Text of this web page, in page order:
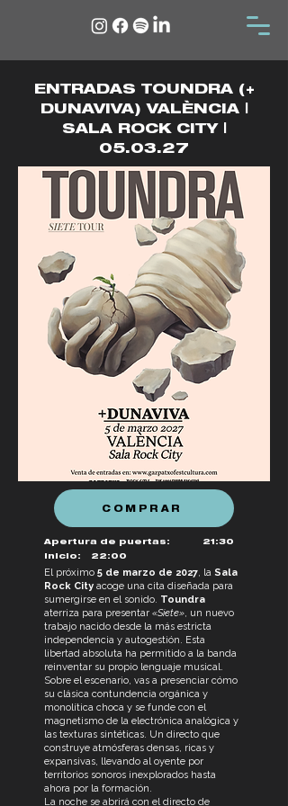
ENTRADAS TOUNDRA (+
DUNAVIVA) VALÈNCIA |
SALA ROCK CITY |
05.03.27
COMPRAR
Apertura de puertas:
21:30
Inicio:
22:00
El próximo 5 de marzo de 2027, la Sala
Rock City acoge una cita diseñada para
sumergirse en el sonido. Toundra
aterriza para presentar «Siete», un nuevo
trabajo nacido desde la más estricta
independencia y autogestión. Esta
libertad absoluta ha permitido a la banda
reinventar su propio lenguaje musical.
Sobre el escenario, vas a presenciar cómo
su clásica contundencia orgánica y
monolítica choca y se funde con el
magnetismo de la electrónica analógica y
las texturas sintéticas. Un directo que
construye atmósferas densas, ricas y
expansivas, llevando al oyente por
territorios sonoros inexplorados hasta
ahora por la formación.
La noche se abrirá con el directo de